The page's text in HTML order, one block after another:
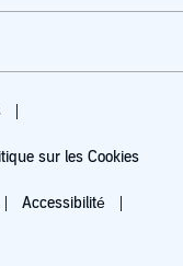
sur les Cookies
Accessibilité